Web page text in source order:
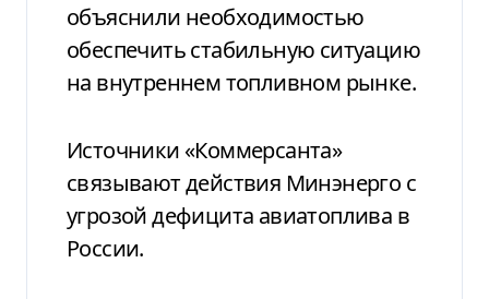
объяснили необходимостью
обеспечить стабильную ситуацию
на внутреннем топливном рынке.
Источники «Коммерсанта»
связывают действия Минэнерго с
угрозой дефицита авиатоплива в
России.